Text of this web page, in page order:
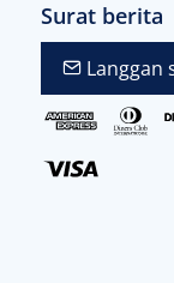
Surat berita
Langgan